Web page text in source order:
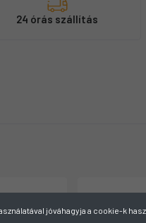
24 órás szállítás
jóváhagyja a cookie-k